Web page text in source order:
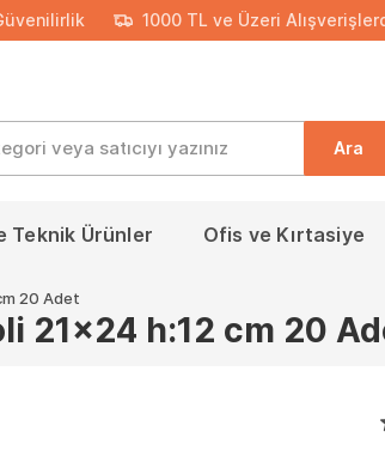
1000 TL ve Üzeri
Ara
Teknik Ürünler Ofis ve Kırtasiye
20 Adet
21x24 h:12 cm 20